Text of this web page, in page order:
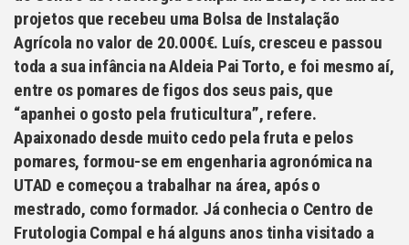
projetos que recebeu uma Bolsa de Instalação
Agrícola no valor de 20.000€. Luís, cresceu e passou
toda a sua infância na Aldeia Pai Torto, e foi mesmo aí,
entre os pomares de figos dos seus pais, que
“apanhei o gosto pela fruticultura”, refere.
Apaixonado desde muito cedo pela fruta e pelos
pomares, formou-se em engenharia agronómica na
UTAD e começou a trabalhar na área, após o
mestrado, como formador. Já conhecia o Centro de
Frutologia Compal e há alguns anos tinha visitado a